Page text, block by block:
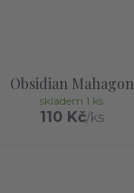
Obsidian Mahagon
110 Kč/ks
skladem 1 ks